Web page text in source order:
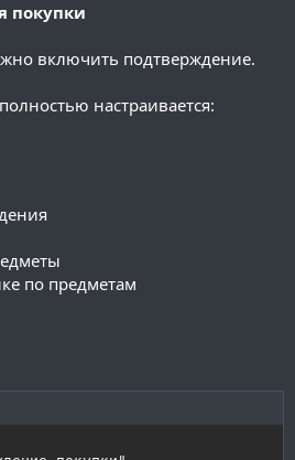
покупки
включить подтверждение.
настраивается:
по предметам